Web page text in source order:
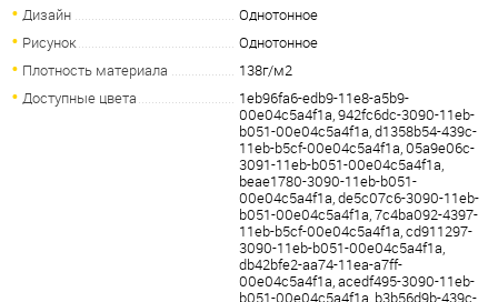
Дизайн
Однотонное
Рисунок
Однотонное
Плотность материала
138г/м2
Доступные цвета
1eb96fa6-edb9-11e8-a5b9-
00e04c5a4f1a, 942fc6dc-3090-11eb-
b051-00e04c5a4f1a, d1358b54-439c-
11eb-b5cf-00e04c5a4f1a, 05a9e06c-
3091-11eb-b051-00e04c5a4f1a,
beae1780-3090-11eb-b051-
00e04c5a4f1a, de5c07c6-3090-11eb-
b051-00e04c5a4f1a, 7c4ba092-4397-
11eb-b5cf-00e04c5a4f1a, cd911297-
3090-11eb-b051-00e04c5a4f1a,
db42bfe2-aa74-11ea-a7ff-
00e04c5a4f1a, acedf495-3090-11eb-
b051-00e04c5a4f1a, b3b56d9b-439c-